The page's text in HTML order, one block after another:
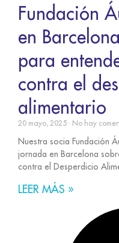
Fundación
en
para
contra el
alimentario
20 mayo, 2025 No hay
Nuestra socia Fundación
jornada en Barcelona
contra el Desperdicio
LEER MÁS »